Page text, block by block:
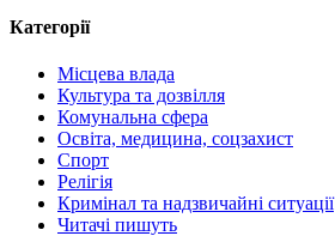
Категорії
Місцева влада
Культура та дозвілля
Комунальна сфера
Освіта, медицина, соцзахист
Спорт
Релігія
Кримінал та надзвичайні ситуації
Читачі пишуть